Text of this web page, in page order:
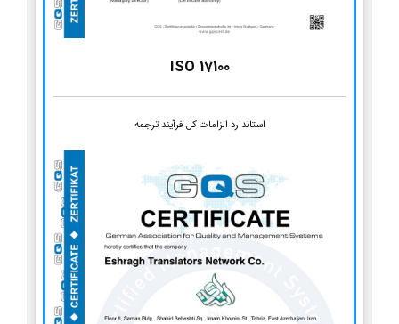
ISO 17100
استاندارد الزامات کل فرآیند ترجمه